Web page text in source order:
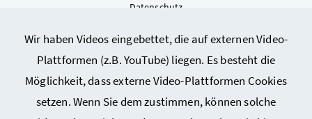
Wir haben Videos eingebettet, die auf externen Video-
Plattformen (z.B. YouTube) liegen. Es besteht die
Möglichkeit, dass externe Video-Plattformen Cookies
setzen. Wenn Sie dem zustimmen, können solche
Datenschutz
Sitemap
Cookie-Einstellungen